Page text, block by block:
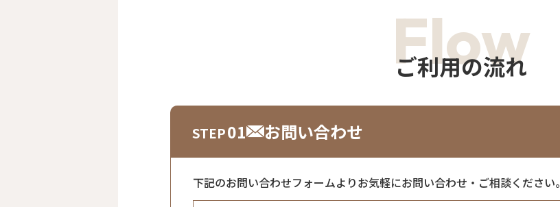
Flow
ご利用の流れ
01 お問い合わせ
下記のお問い合わせフォームよりお気軽にお問い合わせ・ご相談ください。